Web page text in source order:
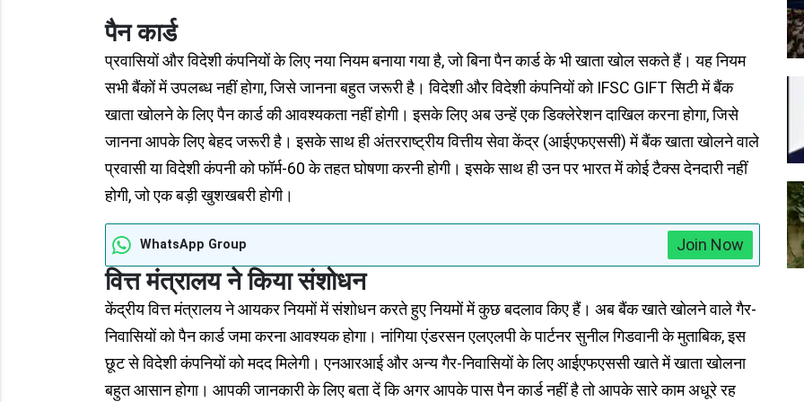
पैन कार्ड
प्रवासियों और विदेशी कंपनियों के लिए नया नियम बनाया गया है, जो बिना पैन कार्ड के भी खाता खोल सकते हैं। यह नियम
सभी बैंकों में उपलब्ध नहीं होगा, जिसे जानना बहुत जरूरी है। विदेशी और विदेशी कंपनियों को IFSC GIFT सिटी में बैंक
खाता खोलने के लिए पैन कार्ड की आवश्यकता नहीं होगी। इसके लिए अब उन्हें एक डिक्लेरेशन दाखिल करना होगा, जिसे
जानना आपके लिए बेहद जरूरी है। इसके साथ ही अंतरराष्ट्रीय वित्तीय सेवा केंद्र (आईएफएससी) में बैंक खाता खोलने वाले
प्रवासी या विदेशी कंपनी को फॉर्म-60 के तहत घोषणा करनी होगी। इसके साथ ही उन पर भारत में कोई टैक्स देनदारी नहीं
होगी, जो एक बड़ी खुशखबरी होगी।
WhatsApp Group Join Now
वित्त मंत्रालय ने किया संशोधन
केंद्रीय वित्त मंत्रालय ने आयकर नियमों में संशोधन करते हुए नियमों में कुछ बदलाव किए हैं। अब बैंक खाते खोलने वाले गैर-
निवासियों को पैन कार्ड जमा करना आवश्यक होगा। नांगिया एंडरसन एलएलपी के पार्टनर सुनील गिडवानी के मुताबिक, इस
छूट से विदेशी कंपनियों को मदद मिलेगी। एनआरआई और अन्य गैर-निवासियों के लिए आईएफएससी खाते में खाता खोलना
बहुत आसान होगा। आपकी जानकारी के लिए बता दें कि अगर आपके पास पैन कार्ड नहीं है तो आपके सारे काम अधूरे रह